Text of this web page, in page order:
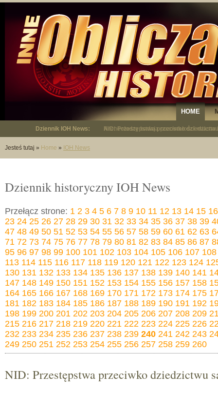
HOME
Dziennik IOH News: Archeolodzy badają pozostałości miasta
Jesteś tutaj » Home » IOH News
Dziennik historyczny IOH News
Przełącz strone: 1 2 3 4 5 6 7 8 9 10 11 12 13 14 15 16
23 24 25 26 27 28 29 30 31 32 33 34 35 36 37 38 39
47 48 49 50 51 52 53 54 55 56 57 58 59 60 61 62 63
71 72 73 74 75 76 77 78 79 80 81 82 83 84 85 86 87
95 96 97 98 99 100 101 102 103 104 105 106 107 108
113 114 115 116 117 118 119 120 121 122 123 124
130 131 132 133 134 135 136 137 138 139 140 141
147 148 149 150 151 152 153 154 155 156 157 158
164 165 166 167 168 169 170 171 172 173 174 175
181 182 183 184 185 186 187 188 189 190 191 192
198 199 200 201 202 203 204 205 206 207 208 209
215 216 217 218 219 220 221 222 223 224 225 226
232 233 234 235 236 237 238 239 240 241 242 243
249 250 251 252 253 254 255 256 257 258 259 260
NID: Przestępstwa przeciwko dziedzictwu